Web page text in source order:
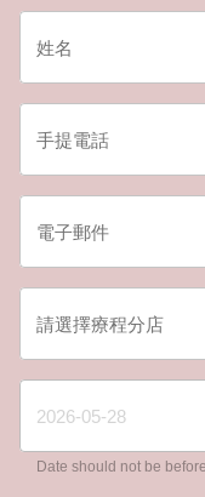
Date should not be